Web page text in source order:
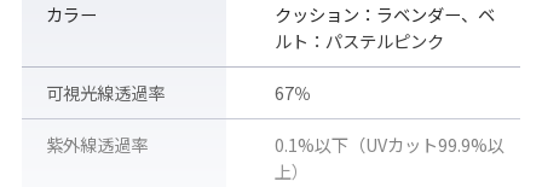
カラー
クッション：ラベンダー、ベ
ルト：パステルピンク
可視光線透過率 67％
紫外線透過率
0.1%以下（UVカット99.9%以
上）